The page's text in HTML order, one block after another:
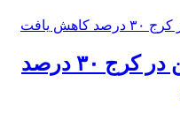
️قیمت مسکن در کرج ۳۰ درصد